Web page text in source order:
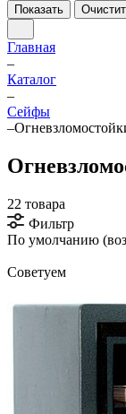
Показать
Главная
–
Каталог
–
Cейфы
–
22 товара
Фильтр
По умолчанию
Советуем